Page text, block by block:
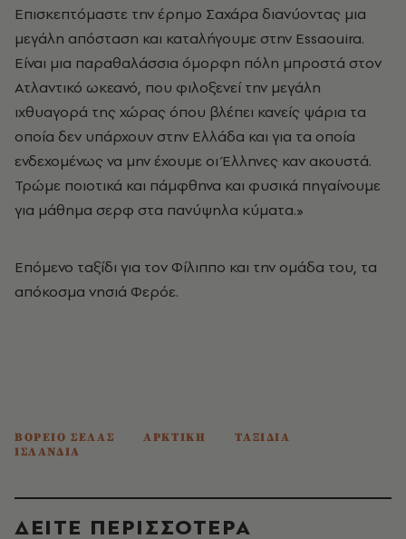
Επισκεπτόμαστε την έρημο Σαχάρα διανύοντας μια
μεγάλη απόσταση και καταλήγουμε στην Essaouira.
Eίναι μια παραθαλάσσια όμορφη πόλη μπροστά στον
Ατλαντικό ωκεανό, που φιλοξενεί την μεγάλη
ιχθυαγορά της χώρας όπου βλέπει κανείς ψάρια τα
οποία δεν υπάρχουν στην Ελλάδα και για τα οποία
ενδεχομένως να μην έχουμε οι Έλληνες καν ακουστά.
Τρώμε ποιοτικά και πάμφθηνα και φυσικά πηγαίνουμε
για μάθημα σερφ στα πανύψηλα κύματα.»
Επόμενο ταξίδι για τον Φίλιππο και την ομάδα του, τα
απόκοσμα νησιά Φερόε.
ΒΟΡΕΙΟ ΣΕΛΑΣ ΑΡΚΤΙΚΗ
ΤΑΞΙΔΙΑ
ΙΣΛΑΝΔΙΑ
ΔΕΙΤΕ ΠΕΡΙΣΣΟΤΕΡΑ